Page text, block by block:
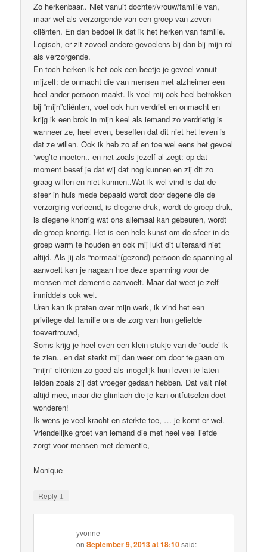
Zo herkenbaar.. Niet vanuit dochter/vrouw/familie van,
maar wel als verzorgende van een groep van zeven
cliënten. En dan bedoel ik dat ik het herken van familie.
Logisch, er zit zoveel andere gevoelens bij dan bij mijn rol
als verzorgende.
En toch herken ik het ook een beetje je gevoel vanuit
mijzelf: de onmacht die van mensen met alzheimer een
heel ander persoon maakt. Ik voel mij ook heel betrokken
bij “mijn”cliënten, voel ook hun verdriet en onmacht en
krijg ik een brok in mijn keel als iemand zo verdrietig is
wanneer ze, heel even, beseffen dat dit niet het leven is
dat ze willen. Ook ik heb zo af en toe wel eens het gevoel
‘weg’te moeten.. en net zoals jezelf al zegt: op dat
moment besef je dat wij dat nog kunnen en zij dit zo
graag willen en niet kunnen..Wat ik wel vind is dat de
sfeer in huis mede bepaald wordt door degene die de
verzorging verleend, is diegene druk, wordt de groep druk,
is diegene knorrig wat ons allemaal kan gebeuren, wordt
de groep knorrig. Het is een hele kunst om de sfeer in de
groep warm te houden en ook mij lukt dit uiteraard niet
altijd. Als jij als “normaal”(gezond) persoon de spanning al
aanvoelt kan je nagaan hoe deze spanning voor de
mensen met dementie aanvoelt. Maar dat weet je zelf
inmiddels ook wel.
Uren kan ik praten over mijn werk, ik vind het een
privilege dat familie ons de zorg van hun geliefde
toevertrouwd,
Soms krijg je heel even een klein stukje van de “oude’ ik
te zien.. en dat sterkt mij dan weer om door te gaan om
“mijn” cliënten zo goed als mogelijk hun leven te laten
leiden zoals zij dat vroeger gedaan hebben. Dat valt niet
altijd mee, maar die glimlach die je kan ontfutselen doet
wonderen!
Ik wens je veel kracht en sterkte toe, … je komt er wel.
Vriendelijke groet van iemand die met heel veel liefde
zorgt voor mensen met dementie,
Monique
Reply ↓
yvonne
onSeptember 9, 2013 at 18:10said: